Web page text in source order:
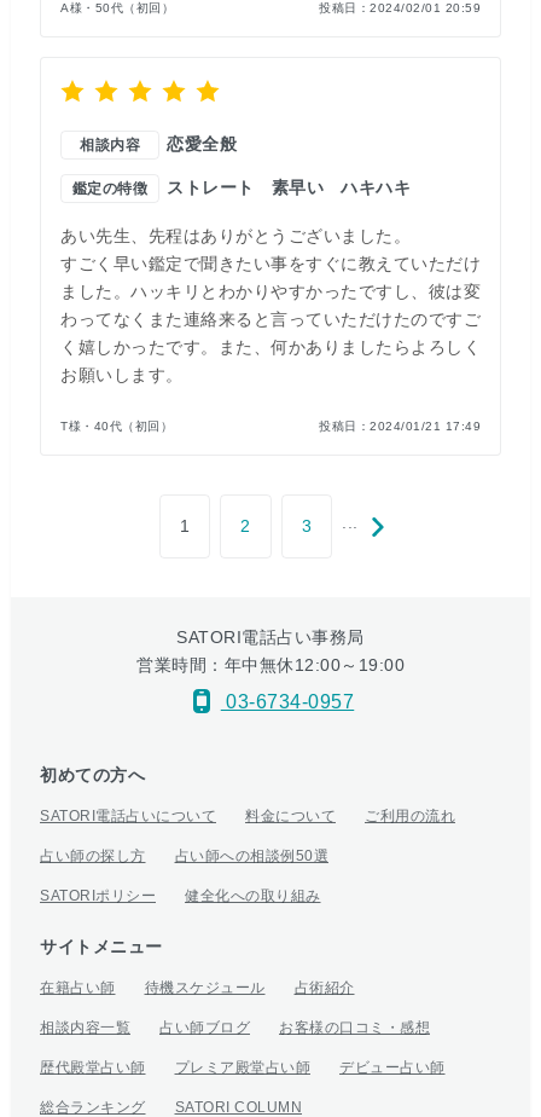
A様・50代（初回） 投稿日： 2024/02/01 20:59
相談内容 恋愛全般
鑑定の特徴 ストレート 素早い ハキハキ
あい先生、先程はありがとうございました。
すごく早い鑑定で聞きたい事をすぐに教えていただけ
ました。ハッキリとわかりやすかったですし、彼は変
わってなくまた連絡来ると言っていただけたのですご
く嬉しかったです。また、何かありましたらよろしく
お願いします。
T様・40代（初回） 投稿日： 2024/01/21 17:49
1 2 3
SATORI電話占い事務局
営業時間：年中無休12:00～19:00
03-6734-0957
初めての方へ
SATORI電話占いについて 料金について ご利用の流れ
占い師の探し方 占い師への相談例50選
SATORIポリシー 健全化への取り組み
サイトメニュー
在籍占い師 待機スケジュール 占術紹介
相談内容一覧 占い師ブログ お客様の口コミ・感想
歴代殿堂占い師 プレミア殿堂占い師 デビュー占い師
総合ランキング SATORI COLUMN